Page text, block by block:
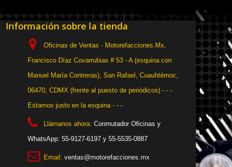
Información sobre la tienda
Oficinas de Ventas - Motorefacciones.Mx,
Francisco Díaz Covarrubias # 53 - A (esquina con
Manuel María Contreras), San Rafael, Cuauhtémoc,
06470, CDMX (frente al puesto de periódicos) - - -
Estamos justo en la esquina - - -
Llámanos ahora: Conmutador Oficinas y
WhatsApp: 55-9127-6197 y 55-5535-0887
Email: ventas@motorefacciones.mx